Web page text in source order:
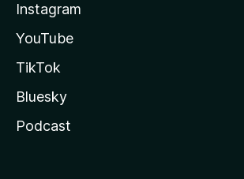
Instagram
YouTube
TikTok
Bluesky
Podcast